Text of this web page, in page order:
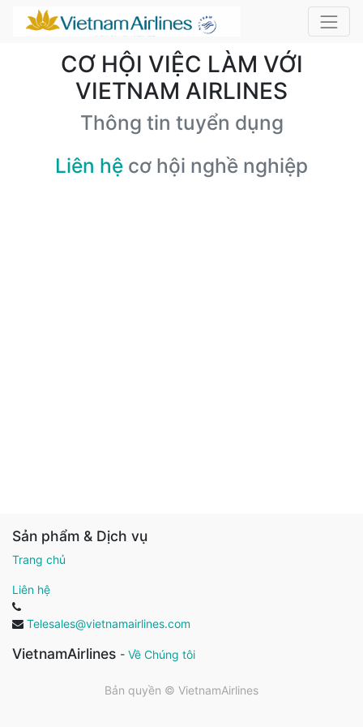
CƠ HỘI VIỆC LÀM VỚI
VIETNAM AIRLINES
Thông tin tuyển dụng
Liên hệ cơ hội nghề nghiệp
Sản phẩm & Dịch vụ
Trang chủ
Liên hệ
Telesales@vietnamairlines.com
VietnamAirlines - Về Chúng tôi
Bản quyền © VietnamAirlines